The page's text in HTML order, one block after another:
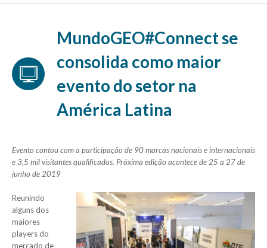
MundoGEO#Connect se
consolida como maior
evento do setor na
América Latina
Evento contou com a participação de 90 marcas nacionais e internacionais
e 3,5 mil visitantes qualificados. Próxima edição acontece de 25 a 27 de
junho de 2019
Reunindo
alguns dos
maiores
players do
mercado de